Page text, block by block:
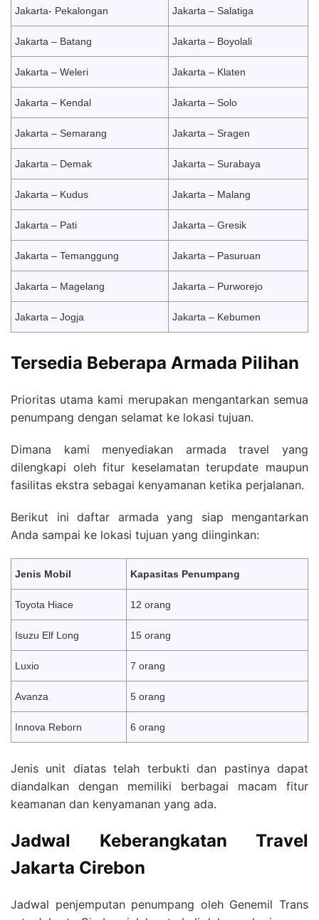
Jakarta- Pekalongan Jakarta – Salatiga
Jakarta – Batang Jakarta – Boyolali
Jakarta – Weleri Jakarta – Klaten
Jakarta – Kendal Jakarta – Solo
Jakarta – Semarang Jakarta – Sragen
Jakarta – Demak Jakarta – Surabaya
Jakarta – Kudus Jakarta – Malang
Jakarta – Pati Jakarta – Gresik
Jakarta – Temanggung Jakarta – Pasuruan
Jakarta – Magelang Jakarta – Purworejo
Jakarta – Jogja Jakarta – Kebumen
Tersedia Beberapa Armada Pilihan
Prioritas utama kami merupakan mengantarkan semua
penumpang dengan selamat ke lokasi tujuan.
Dimana kami menyediakan armada travel yang
dilengkapi oleh fitur keselamatan terupdate maupun
fasilitas ekstra sebagai kenyamanan ketika perjalanan.
Berikut ini daftar armada yang siap mengantarkan
Anda sampai ke lokasi tujuan yang diinginkan:
Jenis Mobil Kapasitas Penumpang
Toyota Hiace 12 orang
Isuzu Elf Long 15 orang
Luxio 7 orang
Avanza 5 orang
Innova Reborn 6 orang
Jenis unit diatas telah terbukti dan pastinya dapat
diandalkan dengan memiliki berbagai macam fitur
keamanan dan kenyamanan yang ada.
Jadwal Keberangkatan Travel
Jakarta Cirebon
Jadwal penjemputan penumpang oleh Genemil Trans